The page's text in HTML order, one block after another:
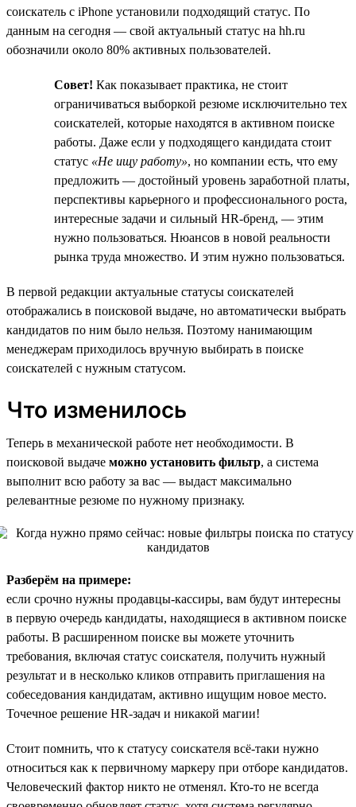
соискатель с iPhone установили подходящий статус. По
данным на сегодня — свой актуальный статус на hh.ru
обозначили около 80% активных пользователей.
Совет! Как показывает практика, не стоит
ограничиваться выборкой резюме исключительно тех
соискателей, которые находятся в активном поиске
работы. Даже если у подходящего кандидата стоит
статус «Не ищу работу», но компании есть, что ему
предложить — достойный уровень заработной платы,
перспективы карьерного и профессионального роста,
интересные задачи и сильный HR-бренд, — этим
нужно пользоваться. Нюансов в новой реальности
рынка труда множество. И этим нужно пользоваться.
В первой редакции актуальные статусы соискателей
отображались в поисковой выдаче, но автоматически выбрать
кандидатов по ним было нельзя. Поэтому нанимающим
менеджерам приходилось вручную выбирать в поиске
соискателей с нужным статусом.
Что изменилось
Теперь в механической работе нет необходимости. В
поисковой выдаче можно установить фильтр, а система
выполнит всю работу за вас — выдаст максимально
релевантные резюме по нужному признаку.
Разберём на примере:
если срочно нужны продавцы-кассиры, вам будут интересны
в первую очередь кандидаты, находящиеся в активном поиске
работы. В расширенном поиске вы можете уточнить
требования, включая статус соискателя, получить нужный
результат и в несколько кликов отправить приглашения на
собеседования кандидатам, активно ищущим новое место.
Точечное решение HR-задач и никакой магии!
Стоит помнить, что к статусу соискателя всё-таки нужно
относиться как к первичному маркеру при отборе кандидатов.
Человеческий фактор никто не отменял. Кто-то не всегда